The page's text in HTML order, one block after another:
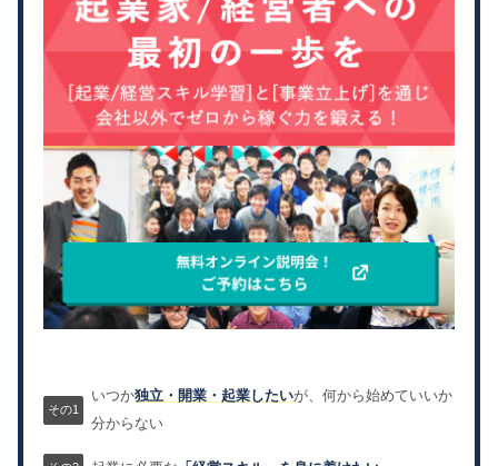
いつか独立・開業・起業したいが、何から始めていいか
分からない